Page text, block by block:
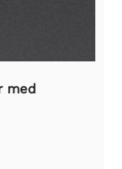
med